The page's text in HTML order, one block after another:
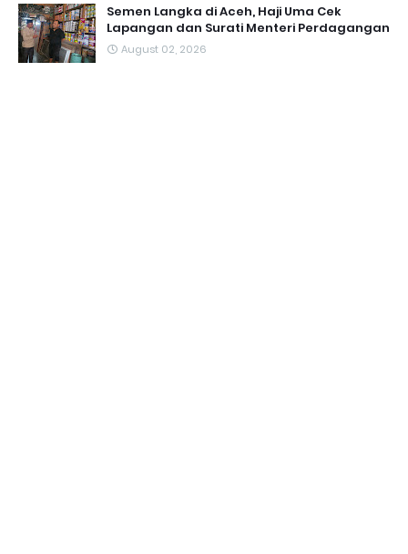
Semen Langka di Aceh, Haji Uma Cek
Lapangan dan Surati Menteri Perdagangan
August 02, 2026